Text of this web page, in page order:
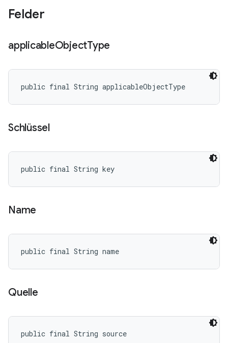
Felder
applicableObjectType
public final String applicableObjectType
Schlüssel
public final String key
Name
public final String name
Quelle
public final String source